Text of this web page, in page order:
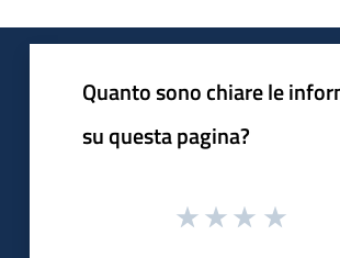
Quanto sono chiare le
su questa pagina?